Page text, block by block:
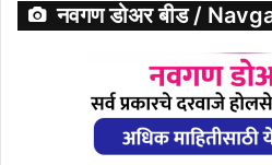
नवगण डोअर बीड /